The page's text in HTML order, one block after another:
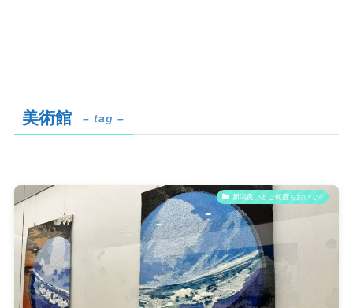
美術館 – tag –
新潟良いとこ何度もおいで♫